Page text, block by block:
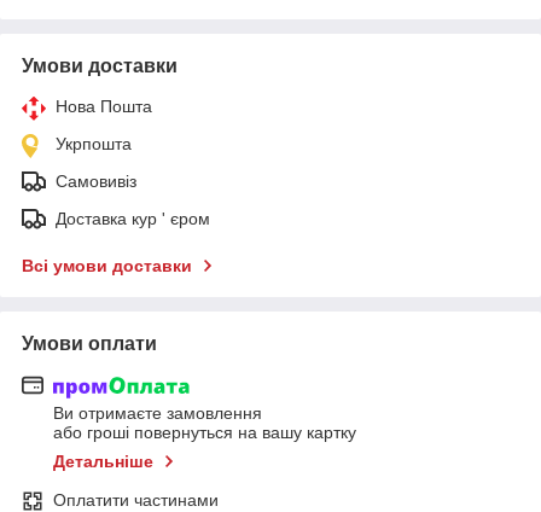
Умови доставки
Нова Пошта
Укрпошта
Самовивіз
Доставка кур ' єром
Всі умови доставки
Умови оплати
Ви отримаєте замовлення
або гроші повернуться на вашу картку
Детальніше
Оплатити частинами